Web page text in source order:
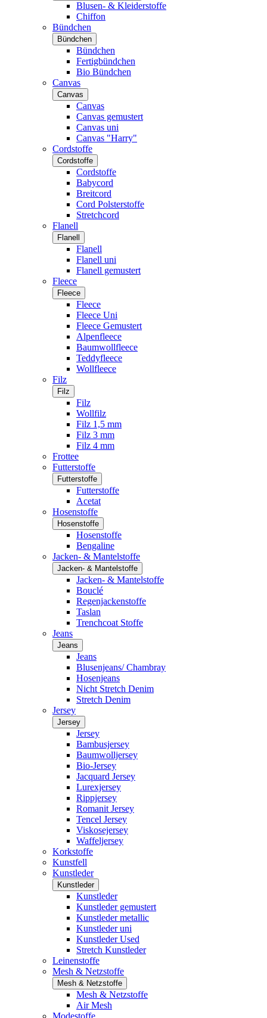
Blusen- & Kleiderstoffe
Chiffon
Bündchen
Bündchen
Bündchen
Fertigbündchen
Bio Bündchen
Canvas
Canvas
Canvas
Canvas gemustert
Canvas uni
Canvas "Harry"
Cordstoffe
Cordstoffe
Cordstoffe
Babycord
Breitcord
Cord Polsterstoffe
Stretchcord
Flanell
Flanell
Flanell
Flanell uni
Flanell gemustert
Fleece
Fleece
Fleece
Fleece Uni
Fleece Gemustert
Alpenfleece
Baumwollfleece
Teddyfleece
Wollfleece
Filz
Filz
Filz
Wollfilz
Filz 1,5 mm
Filz 3 mm
Filz 4 mm
Frottee
Futterstoffe
Futterstoffe
Futterstoffe
Acetat
Hosenstoffe
Hosenstoffe
Hosenstoffe
Bengaline
Jacken- & Mantelstoffe
Jacken- & Mantelstoffe
Jacken- & Mantelstoffe
Bouclé
Regenjackenstoffe
Taslan
Trenchcoat Stoffe
Jeans
Jeans
Jeans
Blusenjeans/ Chambray
Hosenjeans
Nicht Stretch Denim
Stretch Denim
Jersey
Jersey
Jersey
Bambusjersey
Baumwolljersey
Bio-Jersey
Jacquard Jersey
Lurexjersey
Rippjersey
Romanit Jersey
Tencel Jersey
Viskosejersey
Waffeljersey
Korkstoffe
Kunstfell
Kunstleder
Kunstleder
Kunstleder
Kunstleder gemustert
Kunstleder metallic
Kunstleder uni
Kunstleder Used
Stretch Kunstleder
Leinenstoffe
Mesh & Netzstoffe
Mesh & Netzstoffe
Mesh & Netzstoffe
Air Mesh
Modestoffe